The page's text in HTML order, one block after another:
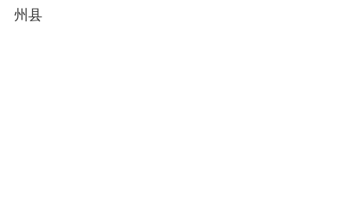
州县